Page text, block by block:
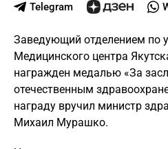
Telegram
Заведующий отделением по
Медицинского центра
награжден медалью «За
отечественным
награду вручил министр
Михаил Мурашко.